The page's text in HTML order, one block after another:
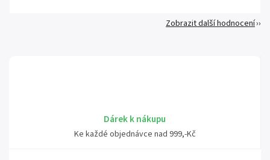
Dárek k nákupu
Ke každé objednávce nad 999,-Kč
Zobrazit další hodnocení